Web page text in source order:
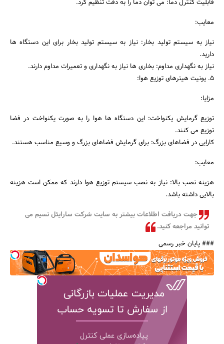
قابلیت کنترل دما: می توان دما را به دقت تنظیم کرد.
معایب:
نیاز به سیستم تولید بخار: نیاز به سیستم تولید بخار برای این دستگاه ها
دارید.
نیاز به نگهداری مداوم: بخاری ها نیاز به نگهداری و تعمیرات مداوم دارند.
5. یونیت هیترهای توزیع هوا:
مزایا:
توزیع گرمایش یکنواخت: این دستگاه ها هوا را به صورت یکنواخت در فضا
توزیع می کنند.
کارایی در فضاهای بزرگ: برای گرمایش فضاهای بزرگ و وسیع مناسب هستند.
معایب:
هزینه نصب بالا: نیاز به نصب سیستم توزیع هوا دارند که ممکن است هزینه
بالایی داشته باشد.
جهت دریافت اطلاعات بیشتر به سایت شرکت سارایئل نسیم می
توانید مراجعه کنید.
### پایان خبر رسمی